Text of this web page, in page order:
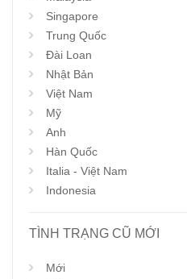
Singapore
Trung Quốc
Đài Loan
Nhật Bản
Việt Nam
Mỹ
Anh
Hàn Quốc
Italia - Việt Nam
Indonesia
TÌNH TRẠNG CŨ MỚI
Mới